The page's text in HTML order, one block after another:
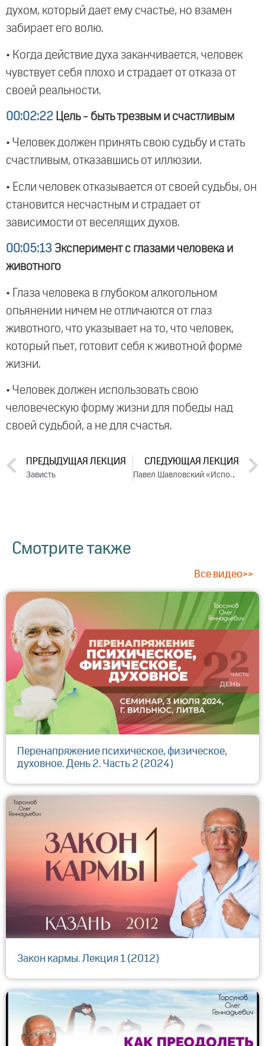
духом, который дает ему счастье, но взамен
забирает его волю.
• Когда действие духа заканчивается, человек
чувствует себя плохо и страдает от отказа от
своей реальности.
00:02:22 Цель - быть трезвым и счастливым
• Человек должен принять свою судьбу и стать
счастливым, отказавшись от иллюзии.
• Если человек отказывается от своей судьбы, он
становится несчастным и страдает от
зависимости от веселящих духов.
00:05:13 Эксперимент с глазами человека и
животного
• Глаза человека в глубоком алкогольном
опьянении ничем не отличаются от глаз
животного, что указывает на то, что человек,
который пьет, готовит себя к животной форме
жизни.
• Человек должен использовать свою
человеческую форму жизни для победы над
своей судьбой, а не для счастья.
ПРЕДЫДУЩАЯ ЛЕКЦИЯ
Зависть
СЛЕДУЮЩАЯ ЛЕКЦИЯ
Павел Шавловский «Исповедь» (клип)
Смотрите также
Все видео>>
Перенапряжение психическое, физическое,
духовное. День 2. Часть 2 (2024)
Закон кармы. Лекция 1 (2012)